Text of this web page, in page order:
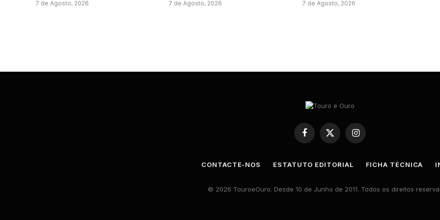
7 de Agosto, 2026 7 de Agosto, 2026 7 de Agosto, 2026
Facebook
X
Instagram
CONTACTE-NOS ESTATUTO EDITORIAL FICHA TÉCNICA
© 2026 TouroeOuro. Desde 10 de Junho de 2011. Todos os direitos